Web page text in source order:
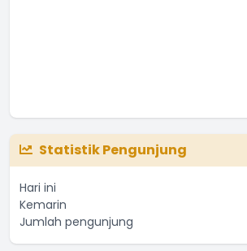
Statistik Pengunjung
Hari ini
Kemarin
Jumlah pengunjung